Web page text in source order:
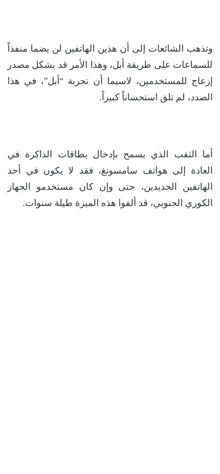
وتذهب الشائعات إلى أن هذين الهاتفين لن يضما منفذاً
للسماعات على طريقة أبل، وهذا الأمر قد يشكل مصدر
إزعاج للمستخدمين، لاسيما أن تجربة “أبل”، في هذا
الصدد، لم تلق استحساناً كبيراً.
أما الثقب الذي يسمح بإدخال بطاقات الذاكرة في
العادة إلى هواتف سامسونغ، فقد لا يكون في أحد
الهاتفين الجديدين، حتى وإن كان مستخدمو الجهاز
الكوري الجنوبي، قد ألفوا هذه الميزة طيلة سنوات.